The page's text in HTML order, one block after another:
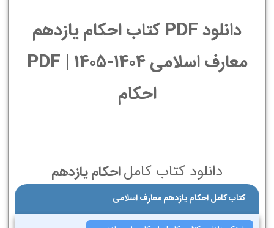
دانلود PDF کتاب احکام یازدهم
معارف اسلامی 1404-1405 | PDF
احکام
دانلود کتاب کاملاحکام یازدهم
کتاب کامل احکام یازدهم معارف اسلامی